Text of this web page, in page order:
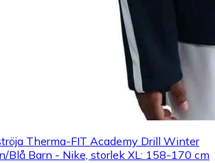
Therma-FIT Academy Drill Winter
Blå Barn - Nike, storlek XL: 158-170 cm